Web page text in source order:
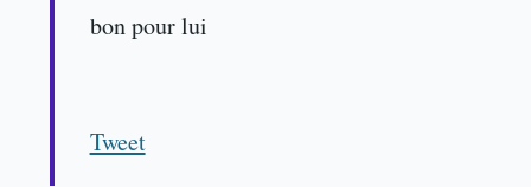
bon pour lui
Tweet